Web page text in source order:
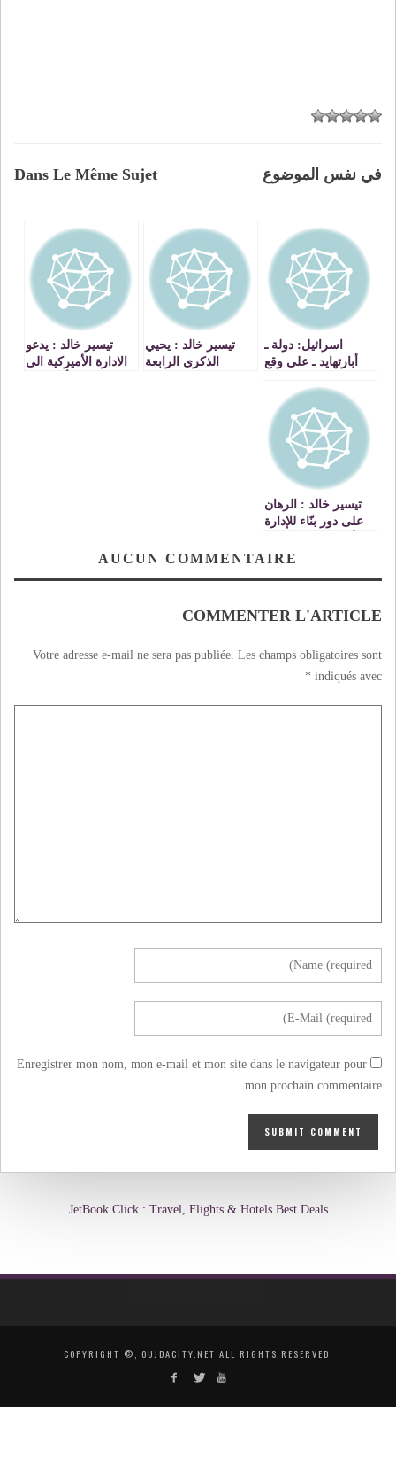
Dans Le Même Sujet في نفس الموضوع
اسرائيل: دولة ـ
أبارتهايد ـ على وقع
تيسير خالد : يحيي
الذكرى الرابعة
تيسير خالد : يدعو
الادارة الأميركية الى
تيسير خالد : الرهان
على دور بنّاء للإدارة
العبث
AUCUN COMMENTAIRE
COMMENTER L'ARTICLE
Votre adresse e-mail ne sera pas publiée. Les champs obligatoires sont
indiqués avec
*
Enregistrer mon nom, mon e-mail et mon site dans le navigateur pour
mon prochain commentaire.
JetBook.Click : Travel, Flights & Hotels Best Deals
COPYRIGHT ©, OUJDACITY.NET ALL RIGHTS RESERVED.